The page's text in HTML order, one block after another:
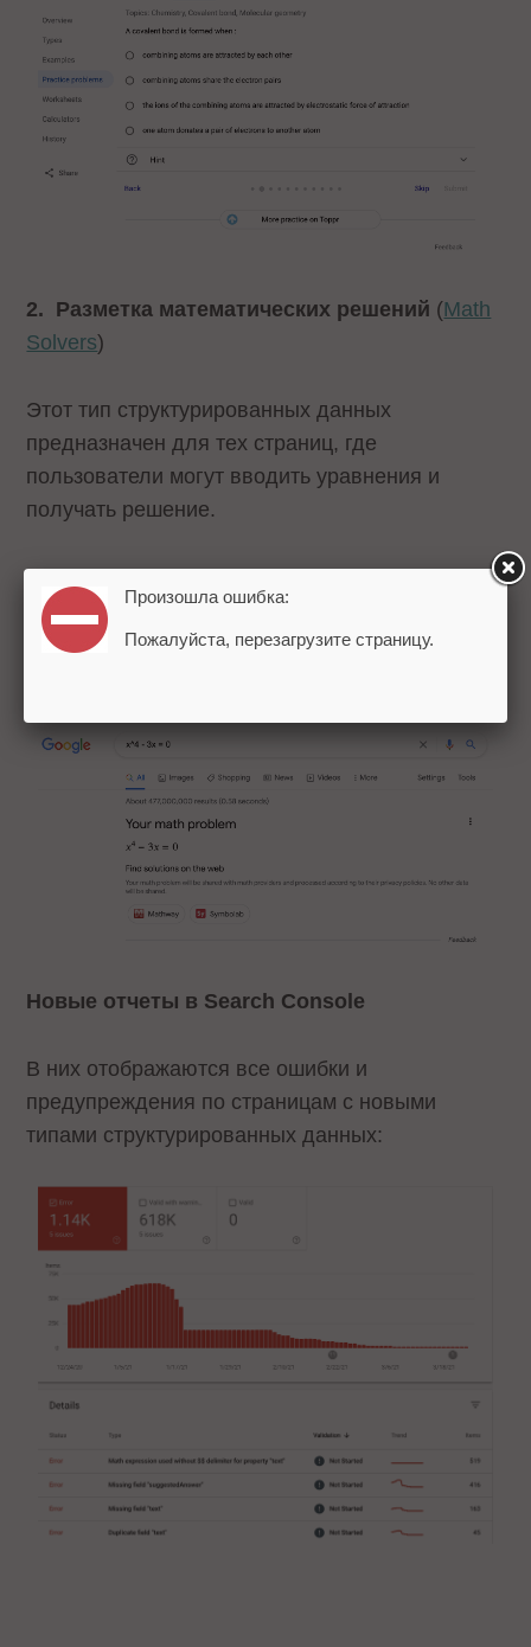
2. Разметка математических решений (Math
Solvers)
Этот тип структурированных данных
предназначен для тех страниц, где
пользователи могут вводить уравнения и
получать решение.
Расширенные результаты Math Solvers
позволяют пользователям вводить уравнения
в поисковую строку и находить сайты с
Новые отчеты в Search Console
В них отображаются все ошибки и
предупреждения по страницам с новыми
типами структурированных данных:
Произошла ошибка:
Пожалуйста, перезагрузите страницу.